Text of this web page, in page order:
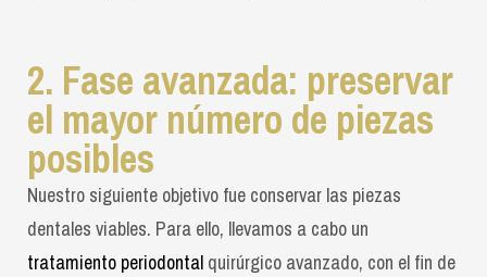
2. Fase avanzada: preservar
el mayor número de piezas
posibles
Nuestro siguiente objetivo fue conservar las piezas
dentales viables. Para ello, llevamos a cabo un
tratamiento periodontal quirúrgico avanzado, con el fin de